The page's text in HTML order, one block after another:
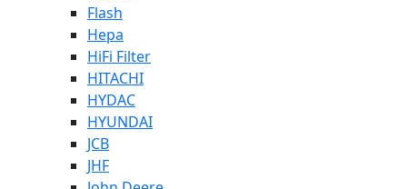
Flash
Hepa
HiFi Filter
HITACHI
HYDAC
HYUNDAI
JCB
JHF